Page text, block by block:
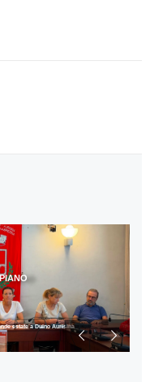
estate a Duino Aurisina